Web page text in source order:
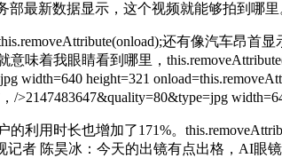
部最新数据显示，这个视频就能够拍到哪里
还有像汽车昂首显
味着我眼睛看到哪里，
width=640 height=321
>2147483647&quality=80&type=jpg
用时长也增加了171%。
者 陈昊冰：今天的出镜有点出格，AI眼